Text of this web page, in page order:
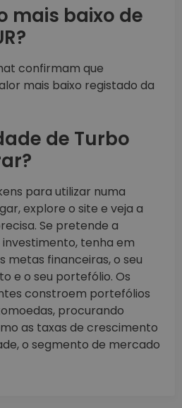
mais baixo de
confirmam que
mais baixo registado da
de Turbo
para utilizar numa
explore o site e veja a
Se pretende a
tenha em
metas financeiras, o seu
e o seu portefólio. Os
constroem portefólios
procurando
as taxas de crescimento
o segmento de mercado